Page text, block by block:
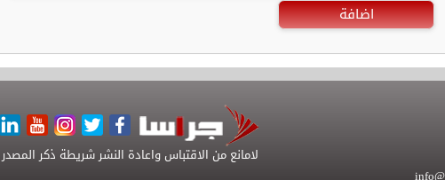
اضافة
لامانع من الاقتباس واعادة النشر شريطة ذكر المصدر